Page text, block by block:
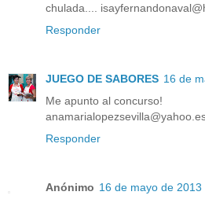
chulada....
Responder
JUEGO DE SABORES 16 de
Me apunto al concurso!
Responder
Anónimo 16 de mayo de 2013